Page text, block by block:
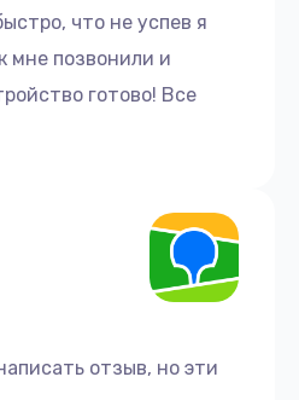
что не успев я
мне позвонили и
готово! Все
отзыв, но эти